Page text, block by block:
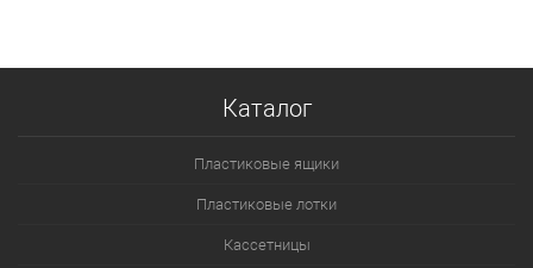
Каталог
Пластиковые ящики
Пластиковые лотки
Кассетницы